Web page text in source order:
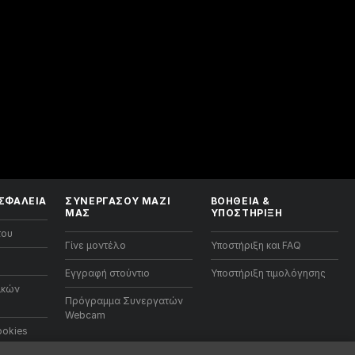
ΣΥΝΕΡΓΑΣΟΥ ΜΑΖΙ
ΜΑΣ
Γίνε μοντέλο
Εγγραφή στούντιο
Πρόγραμμα Συνεργατών
Webcam
ΒΟΉΘΕΙΑ &
ΥΠΟΣΤΉΡΙΞΗ
Υποστήριξη και FAQ
Υποστήριξη τιμολόγησης